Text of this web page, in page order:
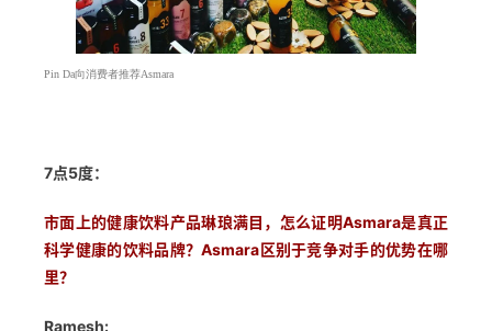
Pin Da向消费者推荐Asmara
7点5度：
市面上的健康饮料产品琳琅满目，怎么证明Asmara是真正
科学健康的饮料品牌？Asmara区别于竞争对手的优势在哪
里？
Ramesh: